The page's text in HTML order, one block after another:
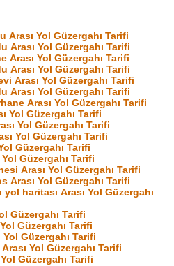
Arası Yol Güzergahı Tarifi
Arası Yol Güzergahı Tarifi
Yol Güzergahı Tarifi
Arası Yol Güzergahı Tarifi
Arası Yol Güzergahı Tarifi
Arası Yol Güzergahı Tarifi
Arası Yol Güzergahı Tarifi
Yol Güzergahı Tarifi
Yol Güzergahı Tarifi
Yol Güzergahı Tarifi
Güzergahı Tarifi
Yol Güzergahı Tarifi
Arası Yol Güzergahı Tarifi
Arası Yol Güzergahı Tarifi
yol haritası Arası Yol Güzergahı
Güzergahı Tarifi
Güzergahı Tarifi
Yol Güzergahı Tarifi
Yol Güzergahı Tarifi
Güzergahı Tarifi